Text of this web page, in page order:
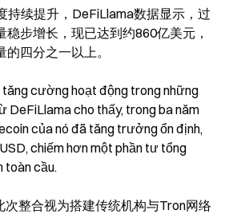
持续提升，DeFiLlama数据显示，过
步增长，现已达到约860亿美元，
四分之一以上。
cường hoạt động trong những
DeFiLlama cho thấy, trong ba năm
của nó đã tăng trưởng ổn định,
chiếm hơn một phần tư tổng
toàn cầu.
次整合视为搭建传统机构与Tron网络